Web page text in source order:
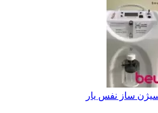
ساز نفس یار